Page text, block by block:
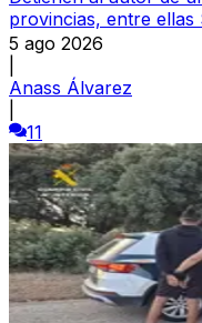
provincias, entre ellas
5 ago 2026
Anass Álvarez
11